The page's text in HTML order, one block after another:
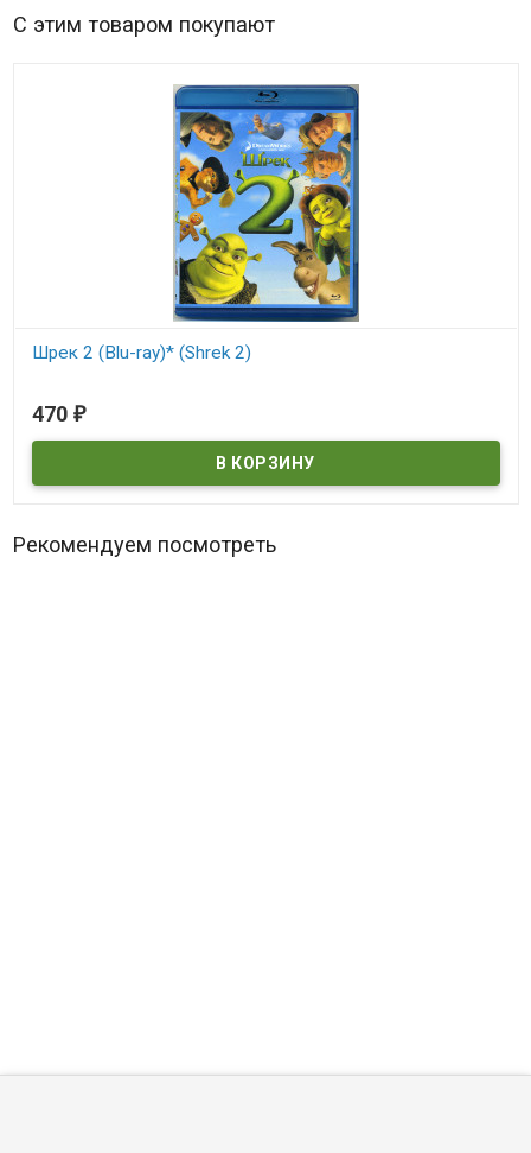
С этим товаром покупают
Шрек 2 (Blu-ray)* (Shrek 2)
470 ₽
Рекомендуем посмотреть